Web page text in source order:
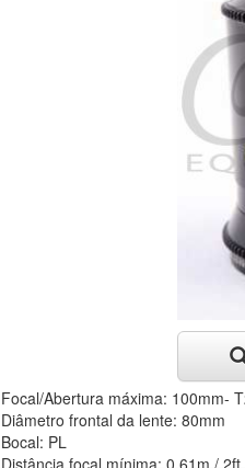
Focal/Abertura máxima: 100mm-
Diâmetro frontal da lente: 80mm
Bocal: PL
Distância focal mínima: 0.61m / 2ft.